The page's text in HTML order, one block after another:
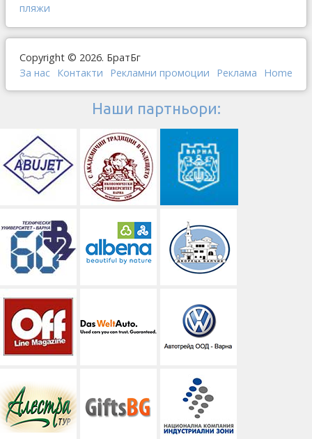
пляжи
Copyright © 2026. БратБг
За нас Контакти Рекламни промоции Реклама Home
Наши партньори: